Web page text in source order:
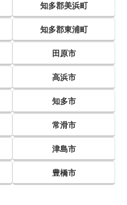
知多郡美浜町
知多郡東浦町
田原市
高浜市
知多市
常滑市
津島市
豊橋市